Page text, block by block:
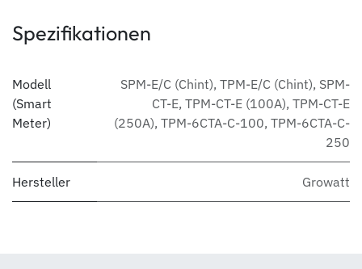
Spezifikationen
Modell
(Smart
Meter)
SPM-E/C (Chint), TPM-E/C (Chint), SPM-
CT-E, TPM-CT-E (100A), TPM-CT-E
(250A), TPM-6CTA-C-100, TPM-6CTA-C-
250
Hersteller Growatt